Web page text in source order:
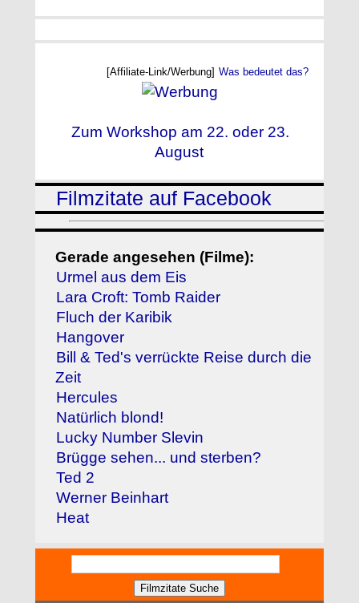
[Affiliate-Link/Werbung] Was bedeutet das?
Zum Workshop am 22. oder 23.
August
Filmzitate auf Facebook
Gerade angesehen (Filme):
Urmel aus dem Eis
Lara Croft: Tomb Raider
Fluch der Karibik
Hangover
Bill & Ted's verrückte Reise durch die
Zeit
Hercules
Natürlich blond!
Lucky Number Slevin
Brügge sehen... und sterben?
Ted 2
Werner Beinhart
Heat